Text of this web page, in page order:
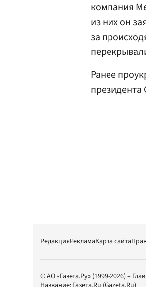
компания
из них он
за
Ранее
РедакцияРекламаКарта сайта
© АО «Газета.Ру» (1999-2026) –
Название: Газета.Ru (Gazeta.Ru)